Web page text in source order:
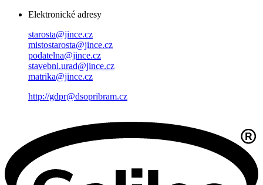
Elektronické adresy
starosta@jince.cz
mistostarosta@jince.cz
podatelna@jince.cz
stavebni.urad@jince.cz
matrika@jince.cz
http://gdpr@dsopribram.cz